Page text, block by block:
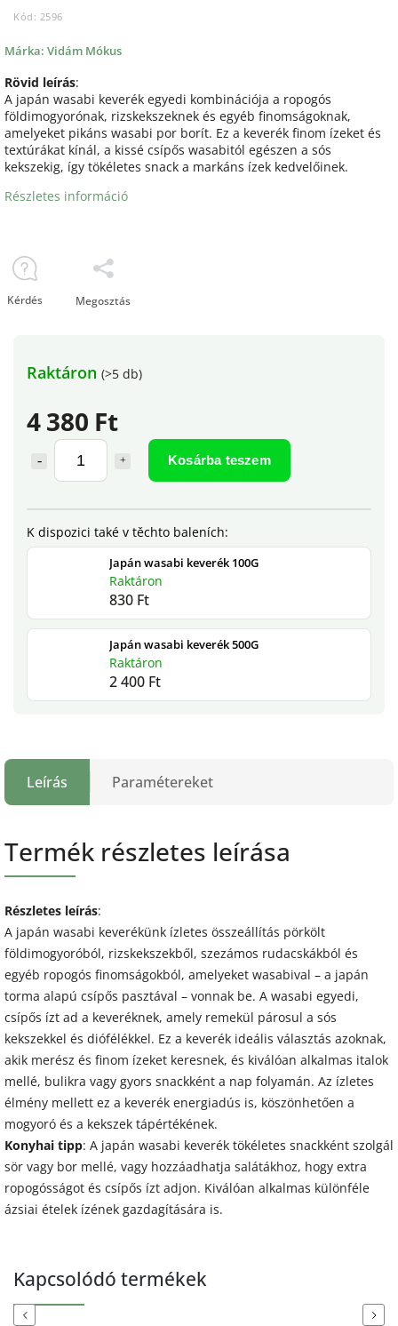
Kód: 2596
Márka: Vidám Mókus
4 380 Ft
Kosárba teszem
Japán wasabi keverék 100G
Raktáron
830 Ft
Japán wasabi keverék 500G
Raktáron
2 400 Ft
Raktáron (>5 db)
Rövid leírás:
A japán wasabi keverék egyedi kombinációja a ropogós
földimogyorónak, rizskekszeknek és egyéb finomságoknak,
amelyeket pikáns wasabi por borít. Ez a keverék finom ízeket és
textúrákat kínál, a kissé csípős wasabitól egészen a sós
kekszekig, így tökéletes snack a markáns ízek kedvelőinek.
Részletes információ
Kérdés Megosztás
Leírás Paramétereket
Termék részletes leírása
Részletes leírás:
A japán wasabi keverékünk ízletes összeállítás pörkölt
földimogyoróból, rizskekszekből, szezámos rudacskákból és
egyéb ropogós finomságokból, amelyeket wasabival – a japán
torma alapú csípős pasztával – vonnak be. A wasabi egyedi,
csípős ízt ad a keveréknek, amely remekül párosul a sós
kekszekkel és diófélékkel. Ez a keverék ideális választás azoknak,
akik merész és finom ízeket keresnek, és kiválóan alkalmas italok
mellé, bulikra vagy gyors snackként a nap folyamán. Az ízletes
élmény mellett ez a keverék energiadús is, köszönhetően a
mogyoró és a kekszek tápértékének.
Konyhai tipp: A japán wasabi keverék tökéletes snackként szolgál
sör vagy bor mellé, vagy hozzáadhatja salátákhoz, hogy extra
ropogósságot és csípős ízt adjon. Kiválóan alkalmas különféle
ázsiai ételek ízének gazdagítására is.
Kapcsolódó termékek
Previous Next